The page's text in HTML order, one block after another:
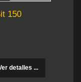
150
detalles ...